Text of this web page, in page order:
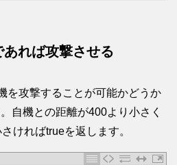
れば攻撃させる
を攻撃することが可能かどうか
自機との距離が400より小さく
ければtrueを返します。